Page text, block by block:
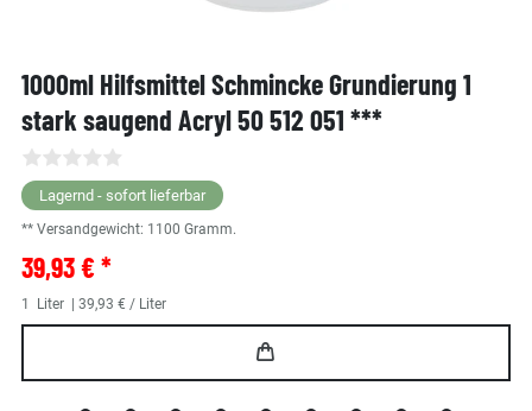
1000ml Hilfsmittel Schmincke Grundierung 1
stark saugend Acryl 50 512 051 ***
Lagernd - sofort lieferbar
** Versandgewicht: 1100 Gramm.
39,93 € *
1 Liter | 39,93 € / Liter